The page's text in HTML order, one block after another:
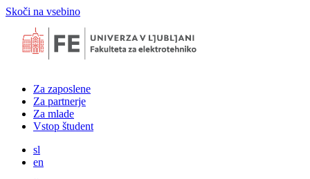
Skoči na vsebino
Za zaposlene
Za partnerje
Za mlade
Vstop študent
sl
en